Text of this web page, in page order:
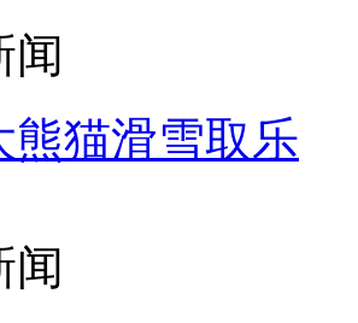
闻
熊猫滑雪取乐
闻